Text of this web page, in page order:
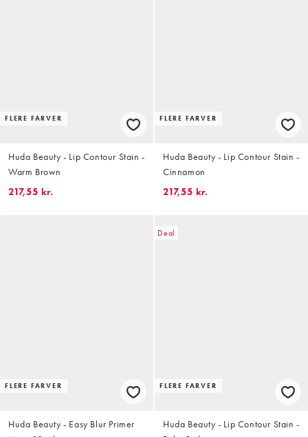
FLERE FARVER
Huda Beauty - Lip Contour Stain -
Warm Brown
217,55 kr.
FLERE FARVER
Huda Beauty - Lip Contour Stain -
Cinnamon
217,55 kr.
FLERE FARVER
Huda Beauty - Easy Blur Primer
Deal
FLERE FARVER
Huda Beauty - Lip Contour Stain -